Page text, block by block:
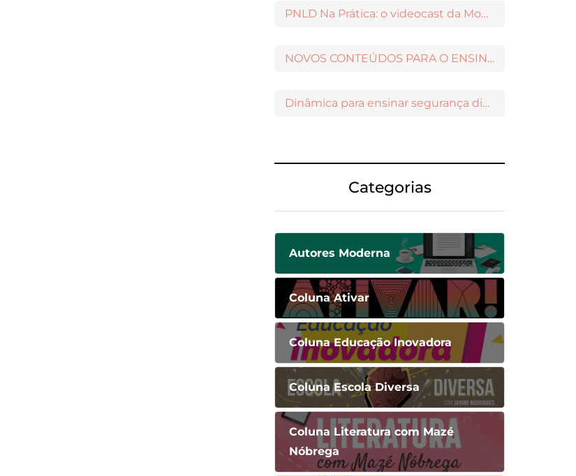
PNLD Na Prática: o videocast da Moderna para apoiar a escolha das obras aprovadas
NOVOS CONTEÚDOS PARA O ENSINO MÉDIO DISPONÍVEIS NO MODERNAMIGOS
Dinâmica para ensinar segurança digital nos Anos Iniciais
Categorias
Autores Moderna
Coluna Ativar
Coluna Educação Inovadora
Coluna Escola Diversa
Coluna Literatura com Mazé
Nóbrega